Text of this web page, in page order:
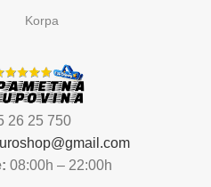
Korpa
26 25 750
08:00h – 22:00h